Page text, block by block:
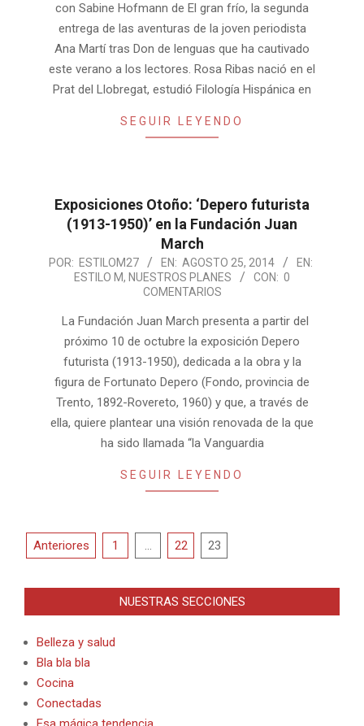
con Sabine Hofmann de El gran frío, la segunda
entrega de las aventuras de la joven periodista
Ana Martí tras Don de lenguas que ha cautivado
este verano a los lectores. Rosa Ribas nació en el
Prat del Llobregat, estudió Filología Hispánica en
SEGUIR LEYENDO
Exposiciones Otoño: ‘Depero futurista
(1913-1950)’ en la Fundación Juan
March
2014-
POR: ESTILOM27 EN: AGOSTO 25, 2014
EN:
ESTILO M, NUESTROS PLANES CON: 0
COMENTARIOS
La Fundación Juan March presenta a partir del
próximo 10 de octubre la exposición Depero
futurista (1913-1950), dedicada a la obra y la
figura de Fortunato Depero (Fondo, provincia de
Trento, 1892-Rovereto, 1960) y que, a través de
ella, quiere plantear una visión renovada de la que
ha sido llamada “la Vanguardia
SEGUIR LEYENDO
Paginación
Anteriores 1 22 23
NUESTRAS SECCIONES
Belleza y salud
Bla bla bla
Cocina
Conectadas